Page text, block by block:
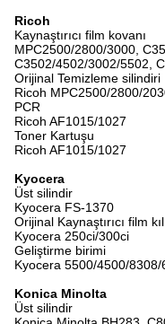
Ricoh
Kaynaştırıcı film kovanı
MPC2500/2800/3000,
C3502/4502/3002/5502,
Orijinal Temizleme silindiri
Ricoh MPC2500/2800/
PCR
Ricoh AF1015/1027
Toner Kartuşu
Ricoh AF1015/1027
Kyocera
Üst silindir
Kyocera FS-1370
Orijinal Kaynaştırıcı film
Kyocera 250ci/300ci
Geliştirme birimi
Kyocera 5500/4500/
Konica Minolta
Üst silindir